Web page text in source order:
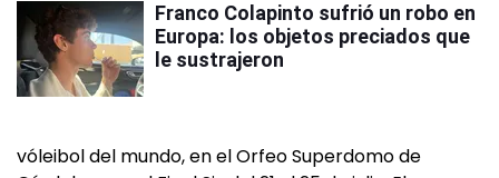
Franco Colapinto sufrió un robo en
Europa: los objetos preciados que
le sustrajeron
vóleibol del mundo, en el Orfeo Superdomo de